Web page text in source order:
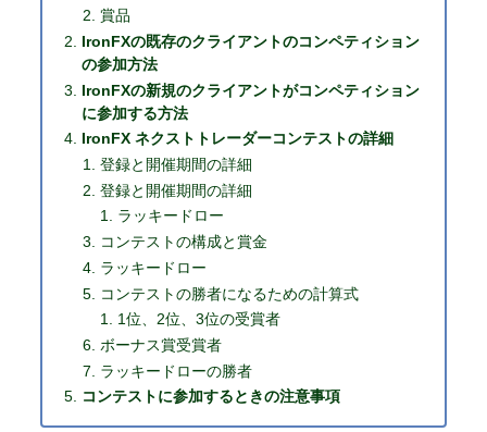
賞品
IronFXの既存のクライアントのコンペティション
の参加方法
IronFXの新規のクライアントがコンペティション
に参加する方法
IronFX ネクストトレーダーコンテストの詳細
登録と開催期間の詳細
登録と開催期間の詳細
ラッキードロー
コンテストの構成と賞金
ラッキードロー
コンテストの勝者になるための計算式
1位、2位、3位の受賞者
ボーナス賞受賞者
ラッキードローの勝者
コンテストに参加するときの注意事項